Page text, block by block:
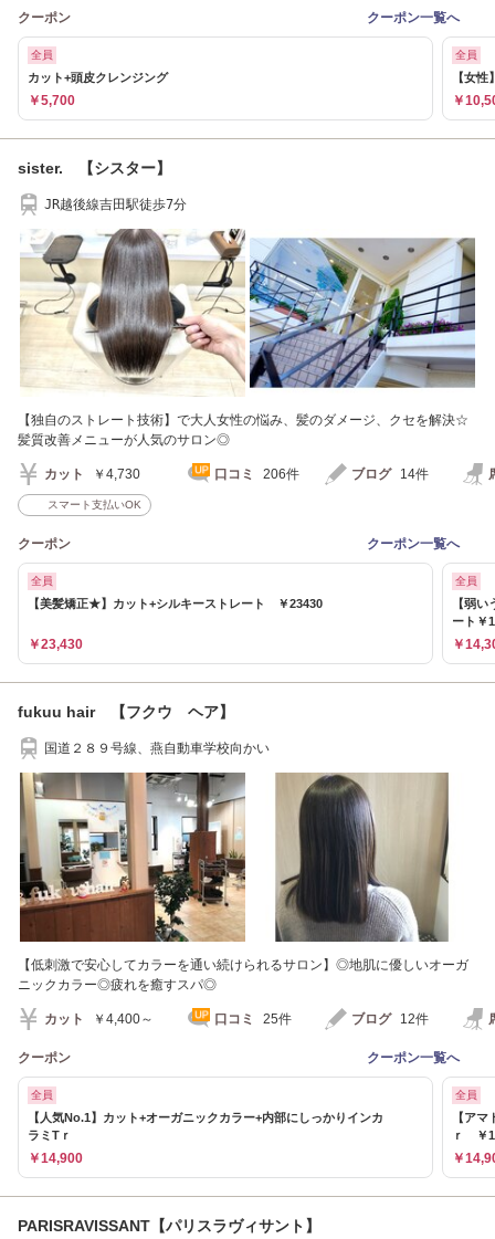
クーポン クーポン一覧へ
全員
カット+頭皮クレンジング
￥5,700
全員
【女
￥
sister. 【シスター】
JR越後線吉田駅徒歩7分
【独自のストレート技術】で大人女性の悩み、髪のダメージ、クセを解決☆
髪質改善メニューが人気のサロン◎
カット ￥4,730 口コミ 206件 ブログ 14件
スマート支払いOK
クーポン クーポン一覧へ
全員
【美髪矯正★】カット+シルキーストレート ￥23430
￥23,430
全員
【弱
ート￥
￥
fukuu hair 【フクウ ヘア】
国道２８９号線、燕自動車学校向かい
【低刺激で安心してカラーを通い続けられるサロン】◎地肌に優しいオーガ
ニックカラー◎疲れを癒すスパ◎
カット ￥4,400～ 口コミ 25件 ブログ 12件
クーポン クーポン一覧へ
全員
【人気No.1】カット+オーガニックカラー+内部にしっかりインカ
ラミTｒ
￥14,900
全員
【ア
ｒ ￥
￥
PARISRAVISSANT【パリスラヴィサント】